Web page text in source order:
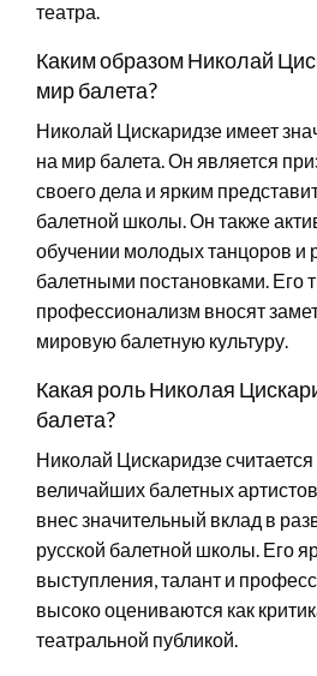
театра.
Каким образом Николай
мир балета?
Николай Цискаридзе имеет
на мир балета. Он является
своего дела и ярким
балетной школы. Он также
обучении молодых танцоров и
балетными постановками. Его
профессионализм вносят
мировую балетную культуру.
Какая роль Николая
балета?
Николай Цискаридзе
величайших балетных
внес значительный вклад в
русской балетной школы. Его
выступления, талант и
высоко оцениваются как
театральной публикой.